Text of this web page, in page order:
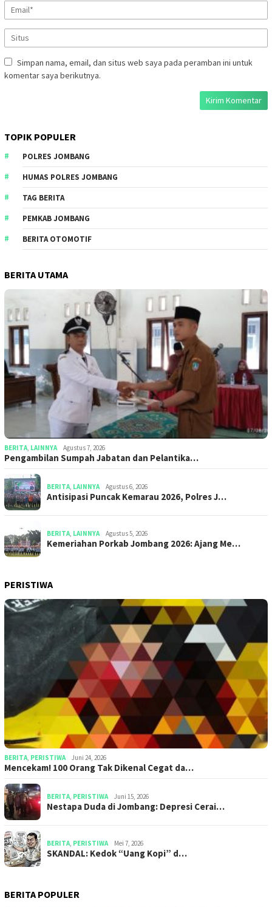
Simpan nama, email, dan situs web saya pada peramban ini untuk
komentar saya berikutnya.
TOPIK POPULER
POLRES JOMBANG
HUMAS POLRES JOMBANG
TAG BERITA
PEMKAB JOMBANG
BERITA OTOMOTIF
BERITA UTAMA
BERITA, LAINNYA Agustus 7, 2026
Pengambilan Sumpah Jabatan dan Pelantika…
BERITA, LAINNYA Agustus 6, 2026
Antisipasi Puncak Kemarau 2026, Polres J…
BERITA, LAINNYA Agustus 5, 2026
Kemeriahan Porkab Jombang 2026: Ajang Me…
PERISTIWA
BERITA, PERISTIWA Juni 24, 2026
Mencekam! 100 Orang Tak Dikenal Cegat da…
BERITA, PERISTIWA Juni 15, 2026
​​Nestapa Duda di Jombang: Depresi Cerai…
BERITA, PERISTIWA Mei 7, 2026
SKANDAL: Kedok “Uang Kopi” d…
BERITA POPULER